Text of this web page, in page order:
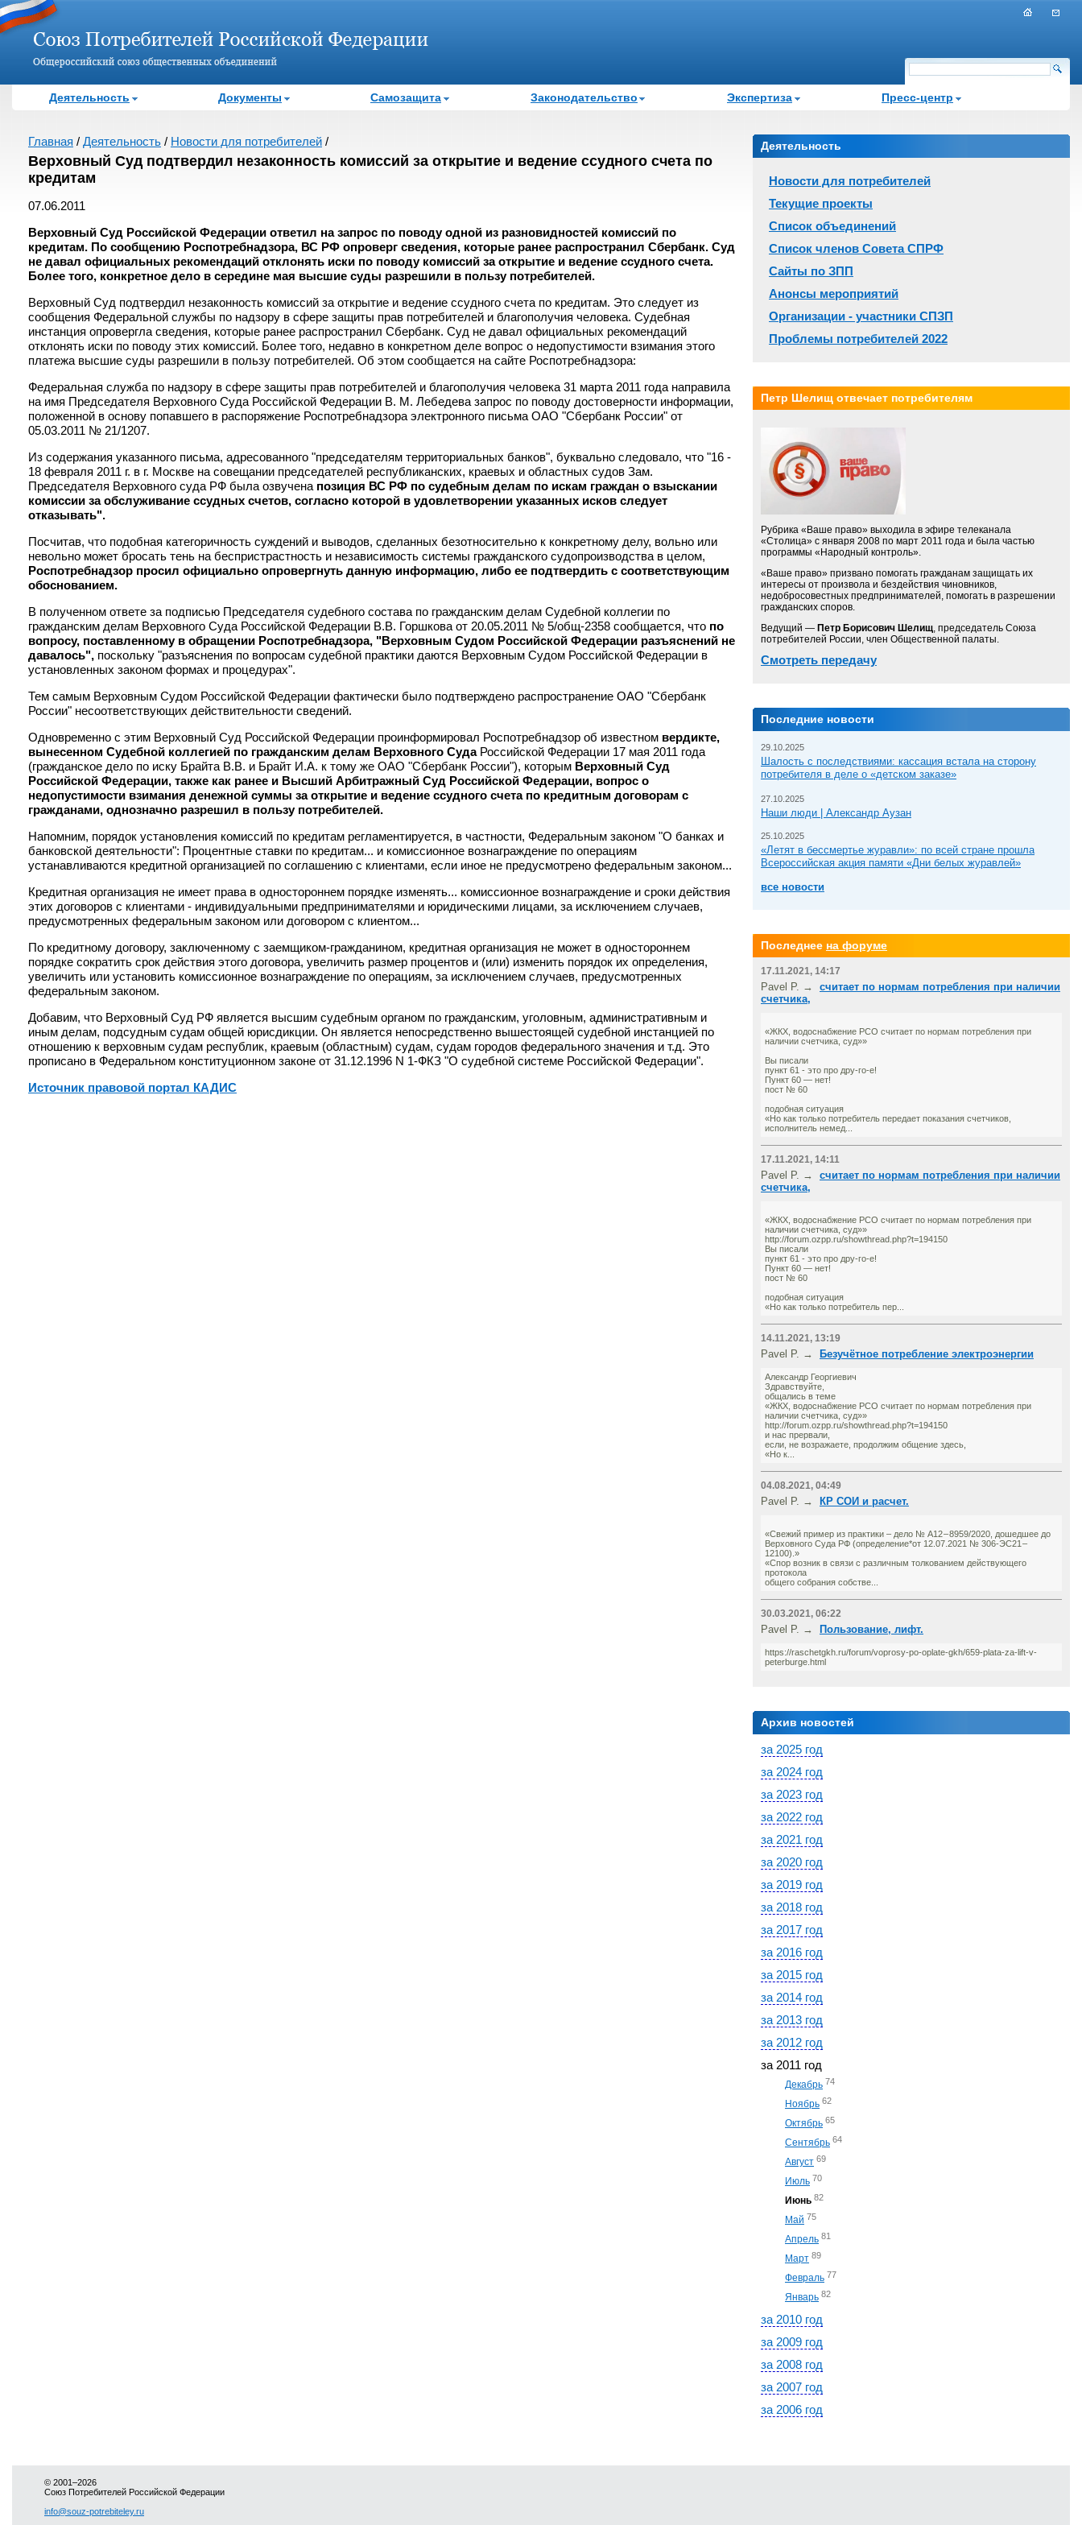
Деятельность Документы Самозащита Законодательство Экспертиза Пресс-центр
Главная / Деятельность / Новости для потребителей /
Верховный Суд подтвердил незаконность комиссий за открытие и ведение ссудного счета по
кредитам
07.06.2011
Верховный Суд Российской Федерации ответил на запрос по поводу одной из разновидностей комиссий по
кредитам. По сообщению Роспотребнадзора, ВС РФ опроверг сведения, которые ранее распространил Сбербанк. Суд
не давал официальных рекомендаций отклонять иски по поводу комиссий за открытие и ведение ссудного счета.
Более того, конкретное дело в середине мая высшие суды разрешили в пользу потребителей.
Верховный Суд подтвердил незаконность комиссий за открытие и ведение ссудного счета по кредитам. Это следует из
сообщения Федеральной службы по надзору в сфере защиты прав потребителей и благополучия человека. Судебная
инстанция опровергла сведения, которые ранее распространил Сбербанк. Суд не давал официальных рекомендаций
отклонять иски по поводу этих комиссий. Более того, недавно в конкретном деле вопрос о недопустимости взимания этого
платежа высшие суды разрешили в пользу потребителей. Об этом сообщается на сайте Роспотребнадзора:
Федеральная служба по надзору в сфере защиты прав потребителей и благополучия человека 31 марта 2011 года направила
на имя Председателя Верховного Суда Российской Федерации В. М. Лебедева запрос по поводу достоверности информации,
положенной в основу попавшего в распоряжение Роспотребнадзора электронного письма ОАО "Сбербанк России" от
05.03.2011 № 21/1207.
Из содержания указанного письма, адресованного "председателям территориальных банков", буквально следовало, что "16 -
18 февраля 2011 г. в г. Москве на совещании председателей республиканских, краевых и областных судов Зам.
Председателя Верховного суда РФ была озвучена позиция ВС РФ по судебным делам по искам граждан о взыскании
комиссии за обслуживание ссудных счетов, согласно которой в удовлетворении указанных исков следует
отказывать".
Посчитав, что подобная категоричность суждений и выводов, сделанных безотносительно к конкретному делу, вольно или
невольно может бросать тень на беспристрастность и независимость системы гражданского судопроизводства в целом,
Роспотребнадзор просил официально опровергнуть данную информацию, либо ее подтвердить с соответствующим
обоснованием.
В полученном ответе за подписью Председателя судебного состава по гражданским делам Судебной коллегии по
гражданским делам Верховного Суда Российской Федерации В.В. Горшкова от 20.05.2011 № 5/общ-2358 сообщается, что по
вопросу, поставленному в обращении Роспотребнадзора, "Верховным Судом Российской Федерации разъяснений не
давалось", поскольку "разъяснения по вопросам судебной практики даются Верховным Судом Российской Федерации в
установленных законом формах и процедурах".
Тем самым Верховным Судом Российской Федерации фактически было подтверждено распространение ОАО "Сбербанк
России" несоответствующих действительности сведений.
Одновременно с этим Верховный Суд Российской Федерации проинформировал Роспотребнадзор об известном вердикте,
вынесенном Судебной коллегией по гражданским делам Верховного СудаРоссийской Федерации 17 мая 2011 года
(гражданское дело по иску Брайта В.В. и Брайт И.А. к тому же ОАО "Сбербанк России"), которым Верховный Суд
Российской Федерации, также как ранее и Высший Арбитражный Суд Российской Федерации, вопрос о
недопустимости взимания денежной суммы за открытие и ведение ссудного счета по кредитным договорам с
гражданами, однозначно разрешил в пользу потребителей.
Напомним, порядок установления комиссий по кредитам регламентируется, в частности, Федеральным законом "О банках и
банковской деятельности": Процентные ставки по кредитам... и комиссионное вознаграждение по операциям
устанавливаются кредитной организацией по соглашению с клиентами, если иное не предусмотрено федеральным законом...
Кредитная организация не имеет права в одностороннем порядке изменять... комиссионное вознаграждение и сроки действия
этих договоров с клиентами - индивидуальными предпринимателями и юридическими лицами, за исключением случаев,
предусмотренных федеральным законом или договором с клиентом...
По кредитному договору, заключенному с заемщиком-гражданином, кредитная организация не может в одностороннем
порядке сократить срок действия этого договора, увеличить размер процентов и (или) изменить порядок их определения,
увеличить или установить комиссионное вознаграждение по операциям, за исключением случаев, предусмотренных
федеральным законом.
Добавим, что Верховный Суд РФ является высшим судебным органом по гражданским, уголовным, административным и
иным делам, подсудным судам общей юрисдикции. Он является непосредственно вышестоящей судебной инстанцией по
отношению к верховным судам республик, краевым (областным) судам, судам городов федерального значения и т.д. Это
прописано в Федеральном конституционном законе от 31.12.1996 N 1-ФКЗ "О судебной системе Российской Федерации".
Источник правовой портал КАДИС
Деятельность
Новости для потребителей
Текущие проекты
Список объединений
Список членов Совета СПРФ
Сайты по ЗПП
Анонсы мероприятий
Организации - участники СПЗП
Проблемы потребителей 2022
Петр Шелищ отвечает потребителям
Рубрика «Ваше право» выходила в эфире телеканала
«Столица» с января 2008 по март 2011 года и была частью
программы «Народный контроль».
«Ваше право» призвано помогать гражданам защищать их
интересы от произвола и бездействия чиновников,
недобросовестных предпринимателей, помогать в разрешении
гражданских споров.
Ведущий — Петр Борисович Шелищ, председатель Союза
потребителей России, член Общественной палаты.
Смотреть передачу
Последние новости
29.10.2025
Шалость с последствиями: кассация встала на сторону
потребителя в деле о «детском заказе»
27.10.2025
Наши люди | Александр Аузан
25.10.2025
«Летят в бессмертье журавли»: по всей стране прошла
Всероссийская акция памяти «Дни белых журавлей»
все новости
Последнее на форуме
17.11.2021, 14:17
Pavel P. → считает по нормам потребления при наличии
счетчика,
«ЖКХ, водоснабжение РСО считает по нормам потребления при
наличии счетчика, суд»»
Вы писали
пункт 61 - это про дру-го-е!
Пункт 60 — нет!
пост № 60
подобная ситуация
«Но как только потребитель передает показания счетчиков,
исполнитель немед...
17.11.2021, 14:11
Pavel P. → считает по нормам потребления при наличии
счетчика,
«ЖКХ, водоснабжение РСО считает по нормам потребления при
наличии счетчика, суд»»
http://forum.ozpp.ru/showthread.php?t=194150
Вы писали
пункт 61 - это про дру-го-е!
Пункт 60 — нет!
пост № 60
подобная ситуация
«Но как только потребитель пер...
14.11.2021, 13:19
Pavel P. → Безучётное потребление электроэнергии
Александр Георгиевич
Здравствуйте,
общались в теме
«ЖКХ, водоснабжение РСО считает по нормам потребления при
наличии счетчика, суд»»
http://forum.ozpp.ru/showthread.php?t=194150
и нас прервали,
если, не возражаете, продолжим общение здесь,
«Но к...
04.08.2021, 04:49
Pavel P. → КР СОИ и расчет.
«Свежий пример из практики – дело № А12 – 8959/2020, дошедшее до
Верховного Суда РФ (определение*от 12.07.2021 № 306-ЭС21 –
12100).»
«Спор возник в связи с различным толкованием действующего
протокола
общего собрания собстве...
30.03.2021, 06:22
Pavel P. → Пользование, лифт.
https://raschetgkh.ru/forum/voprosy-po-oplate-gkh/659-plata-za-lift-v-
peterburge.html
Архив новостей
за 2025 год
за 2024 год
за 2023 год
за 2022 год
за 2021 год
за 2020 год
за 2019 год
за 2018 год
за 2017 год
за 2016 год
за 2015 год
за 2014 год
за 2013 год
за 2012 год
за 2011 год
Декабрь 74
Ноябрь 62
Октябрь 65
Сентябрь 64
Август 69
Июль 70
Июнь 82
Май 75
Апрель 81
Март 89
Февраль 77
Январь 82
за 2010 год
за 2009 год
за 2008 год
за 2007 год
за 2006 год
© 2001–2026
Союз Потребителей Российской Федерации
info@souz-potrebiteley.ru